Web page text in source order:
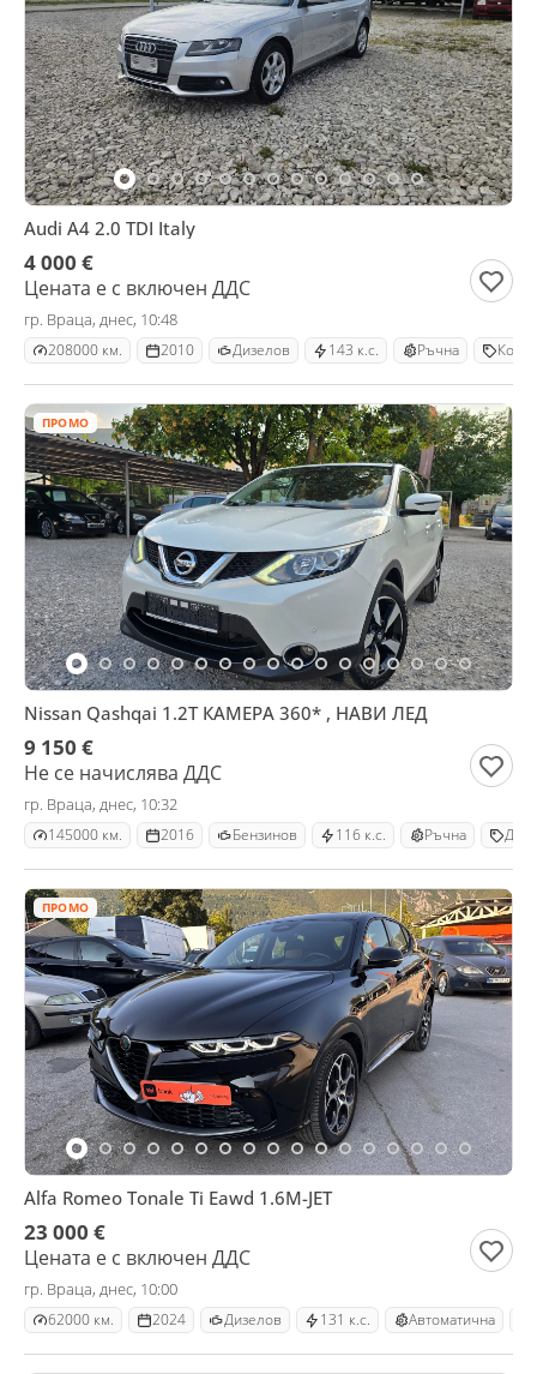
Audi A4 2.0 TDI Italy
4 000 €
Цената е с включен ДДС
гр. Враца, днес, 10:48
208000 км. 2010 Дизелов 143 к.с. Ръчна
ПРОМО
Nissan Qashqai 1.2T КАМЕРА 360* , НАВИ ЛЕД
9 150 €
Не се начислява ДДС
гр. Враца, днес, 10:32
145000 км. 2016 Бензинов 116 к.с. Ръчна
ПРОМО
Alfa Romeo Tonale Ti Eawd 1.6M-JET
23 000 €
Цената е с включен ДДС
гр. Враца, днес, 10:00
62000 км. 2024 Дизелов 131 к.с. Автоматична